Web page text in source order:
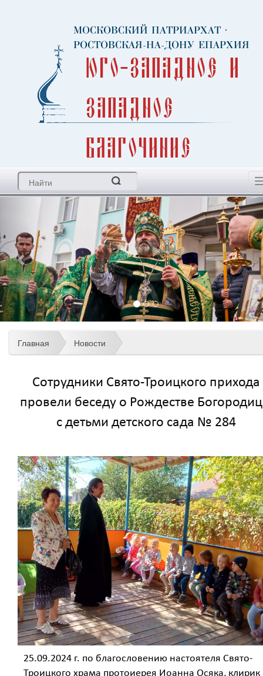
МОСКОВСКИЙ ПАТРИАРХАТ ·
РОСТОВСКАЯ-НА-ДОНУ ЕПАРХИЯ
Юго-Западное и
Западное
благочиние
Главная Новости
Сотрудники Свято-Троицкого прихода
провели беседу о Рождестве
с детьми детского сада № 284
25.09.2024 г. по благословению настоятеля Свято-
Троицкого храма протоиерея Иоанна Осяка, клирик